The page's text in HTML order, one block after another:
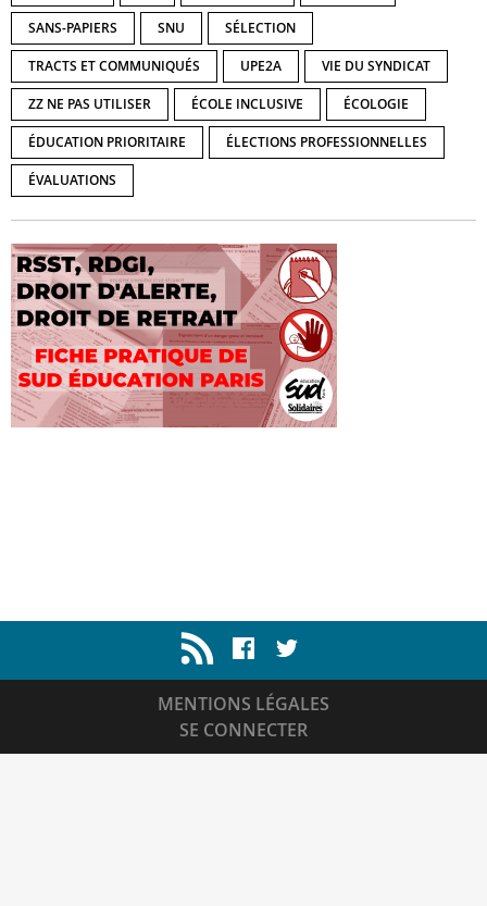
SANS-PAPIERS SNU SÉLECTION
TRACTS ET COMMUNIQUÉS UPE2A VIE DU SYNDICAT
ZZ NE PAS UTILISER ÉCOLE INCLUSIVE ÉCOLOGIE
ÉDUCATION PRIORITAIRE ÉLECTIONS PROFESSIONNELLES
ÉVALUATIONS
MENTIONS LÉGALES
SE CONNECTER